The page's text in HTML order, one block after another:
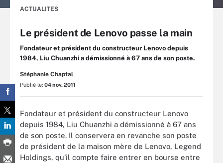
ACTUALITES
Le président de Lenovo passe la main
Fondateur et président du constructeur Lenovo depuis
1984, Liu Chuanzhi a démissionné à 67 ans de son poste.
Stéphanie Chaptal
Publié le: 04 nov. 2011
Fondateur et président du constructeur Lenovo
depuis 1984, Liu Chuanzhi a démissionné à 67 ans
de son poste. Il conservera en revanche son poste
de président de la maison mère de Lenovo, Legend
Holdings, qu’il compte faire entrer en bourse entre